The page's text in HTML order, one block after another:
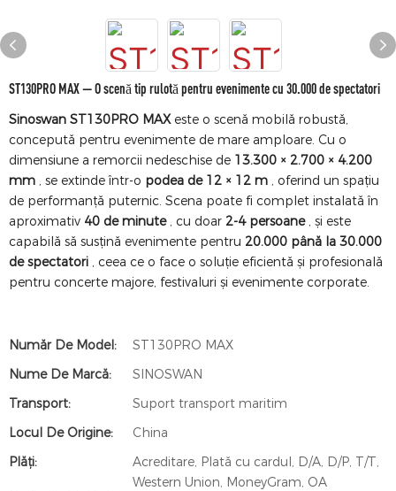
ST130PRO MAX — O scenă tip rulotă pentru evenimente cu 30.000 de spectatori
Sinoswan ST130PRO MAXeste o scenă mobilă robustă,
concepută pentru evenimente de mare amploare. Cu o
dimensiune a remorcii nedeschise de 13.300 × 2.700 × 4.200
mm , se extinde într-o podea de 12 × 12 m , oferind un spațiu
de performanță puternic. Scena poate fi complet instalată în
aproximativ 40 de minute, cu doar 2-4 persoane, și este
capabilă să susțină evenimente pentru 20.000 până la 30.000
de spectatori , ceea ce o face o soluție eficientă și profesională
pentru concerte majore, festivaluri și evenimente corporate.
Număr De Model:
ST130PRO MAX
Nume De Marcă:
SINOSWAN
Transport:
Suport transport maritim
Locul De Origine:
China
Plăți:
Acreditare, Plată cu cardul, D/A, D/P, T/T,
Western Union, MoneyGram, OA